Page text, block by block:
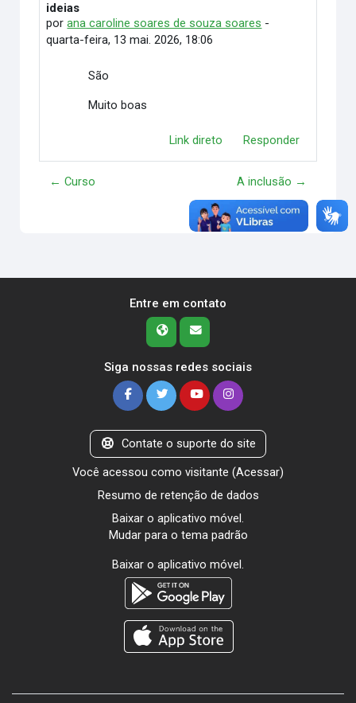
ideias
porana caroline soares de souza soares -
quarta-feira, 13 mai. 2026, 18:06
Número de respostas: 0
São
Muito boas
Link direto Responder
← Curso A inclusão →
Entre em contato
Siga nossas redes sociais
Contate o suporte do site
Você acessou como visitante (Acessar)
Resumo de retenção de dados
Baixar o aplicativo móvel.
Mudar para o tema padrão
Baixar o aplicativo móvel.